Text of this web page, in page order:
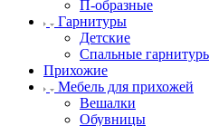
П-образные
Гарнитуры
Детские
Спальные
Прихожие
Мебель для прихожей
Вешалки
Обувницы